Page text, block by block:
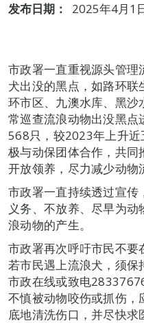
发布日期：
2025年4月1
市政署一直重视源头管
犬出没的黑点，如路环
环市区、九澳水库、黑
常巡查流浪动物出没黑
568只，较2023年上升
极与动保团体合作，共同
开放领养，尽力减少动物
市政署一直持续透过宣
义务、不放养、尽早为
浪动物的产生。
市政署再次呼吁市民不
若市民遇上流浪犬，须
市政在线或致电
不慎被动物咬伤或抓伤
底地清洗伤口，并尽快求